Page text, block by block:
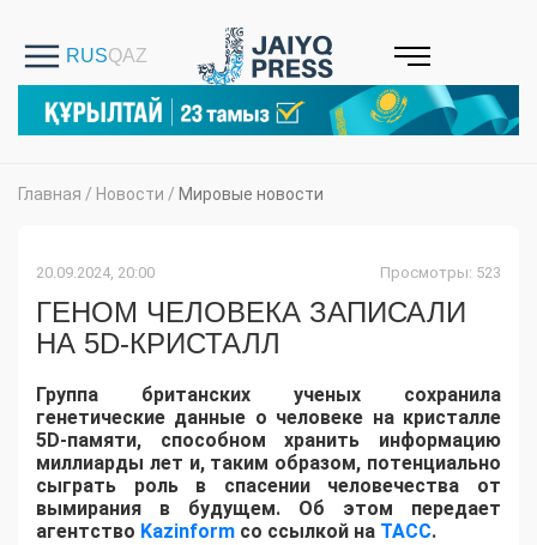
Главная / Новости / Мировые новости
20.09.2024, 20:00 Просмотры: 523
ГЕНОМ ЧЕЛОВЕКА ЗАПИСАЛИ
НА 5D-КРИСТАЛЛ
Группа британских ученых сохранила
генетические данные о человеке на кристалле
5D-памяти, способном хранить информацию
миллиарды лет и, таким образом, потенциально
сыграть роль в спасении человечества от
вымирания в будущем. Об этом передает
агентство Kazinform со ссылкой на ТАСС.